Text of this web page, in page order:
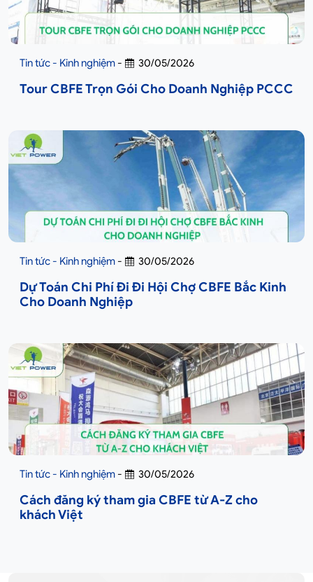
Tin tức - Kinh nghiệm - 30/05/2026
Tour CBFE Trọn Gói Cho Doanh Nghiệp PCCC
Tin tức - Kinh nghiệm - 30/05/2026
Dự Toán Chi Phí Đi Đi Hội Chợ CBFE Bắc Kinh
Cho Doanh Nghiệp
Tin tức - Kinh nghiệm - 30/05/2026
Cách đăng ký tham gia CBFE từ A-Z cho
khách Việt